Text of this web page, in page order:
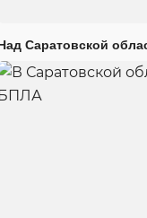
Саратовской